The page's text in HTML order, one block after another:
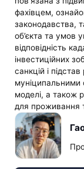
фахівцем,
законодавства,
об’єкта та умов
відповідність
інвестиційних
санкцій і
муніципальними
моделі, а також
для проживання